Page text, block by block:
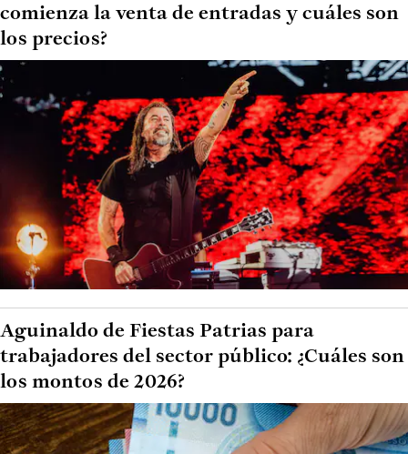
comienza la venta de entradas y cuáles son
los precios?
Aguinaldo de Fiestas Patrias para
trabajadores del sector público: ¿Cuáles son
los montos de 2026?